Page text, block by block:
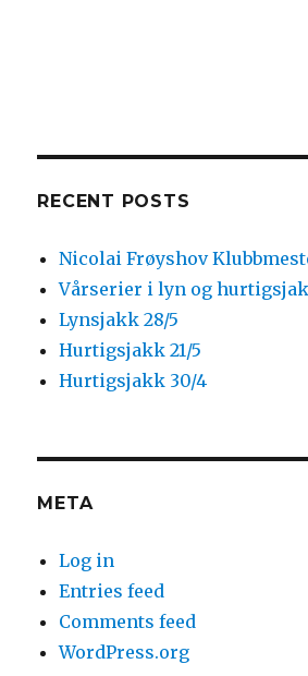
RECENT POSTS
Nicolai Frøyshov
Vårserier i lyn og
Lynsjakk 28/5
Hurtigsjakk 21/5
Hurtigsjakk 30/4
META
Log in
Entries feed
Comments feed
WordPress.org